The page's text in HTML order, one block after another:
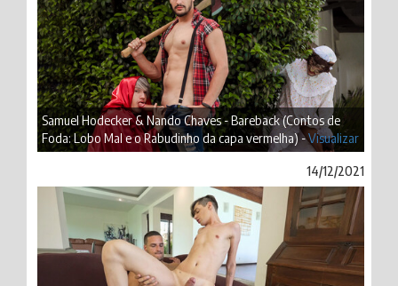
Samuel Hodecker & Nando Chaves - Bareback (Contos de
Foda: Lobo Mal e o Rabudinho da capa vermelha) -Visualizar
14/12/2021